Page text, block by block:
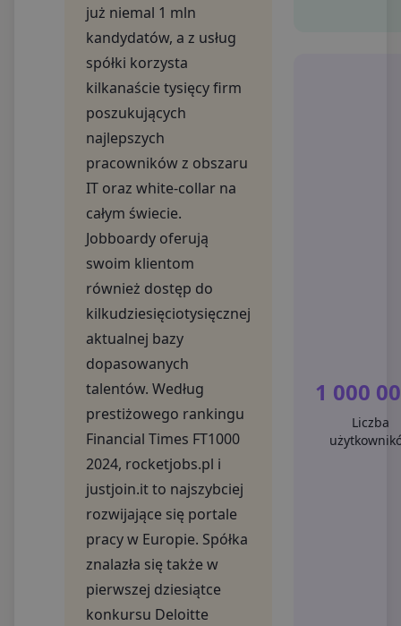
już niemal 1 mln
kandydatów, a z usług
spółki korzysta
kilkanaście tysięcy firm
poszukujących
najlepszych
pracowników z obszaru
IT oraz white-collar na
całym świecie.
Jobboardy oferują
swoim klientom
również dostęp do
kilkudziesięciotysięcznej
aktualnej bazy
dopasowanych
talentów. Według
prestiżowego rankingu
Financial Times FT1000
2024, rocketjobs.pl i
justjoin.it to najszybciej
rozwijające się portale
pracy w Europie. Spółka
znalazła się także w
pierwszej dziesiątce
konkursu Deloitte
1 000
Liczba